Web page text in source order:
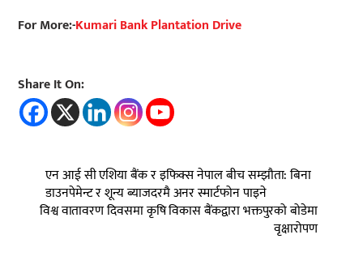
For More:-Kumari Bank Plantation Drive
Share It On:
एन आई सी एशिया बैंक र इफिक्स नेपाल बीच सम्झौता: बिना
डाउनपेमेन्ट र शून्य ब्याजदरमै अनर स्मार्टफोन पाइने
विश्व वातावरण दिवसमा कृषि विकास बैंकद्वारा भक्तपुरको बोडेमा
वृक्षारोपण